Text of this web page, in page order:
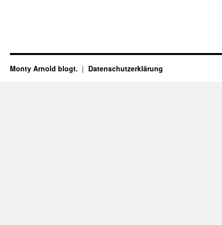
Monty Arnold blogt. Datenschutz­erklärung